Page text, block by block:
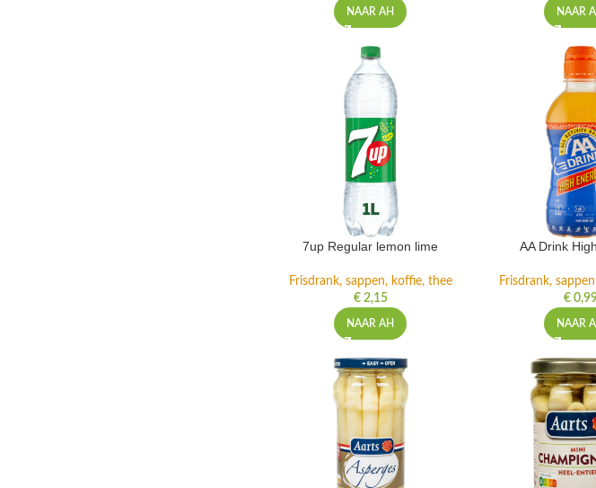
NAAR AH NAAR
7up Regular lemon lime
Frisdrank, sappen, koffie, thee
€2,15
NAAR AH
AA Drink
Frisdrank,
€
NAAR